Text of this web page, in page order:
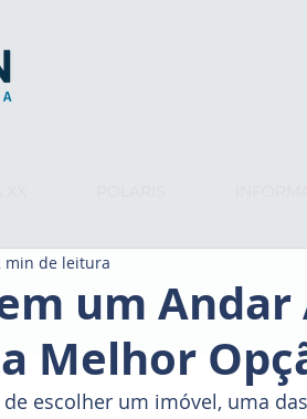
um Andar
Melhor
min de leitura
escolher um imóvel, uma